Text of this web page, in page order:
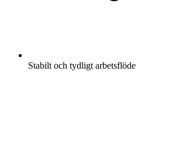
Stabilt och tydligt arbetsflöde